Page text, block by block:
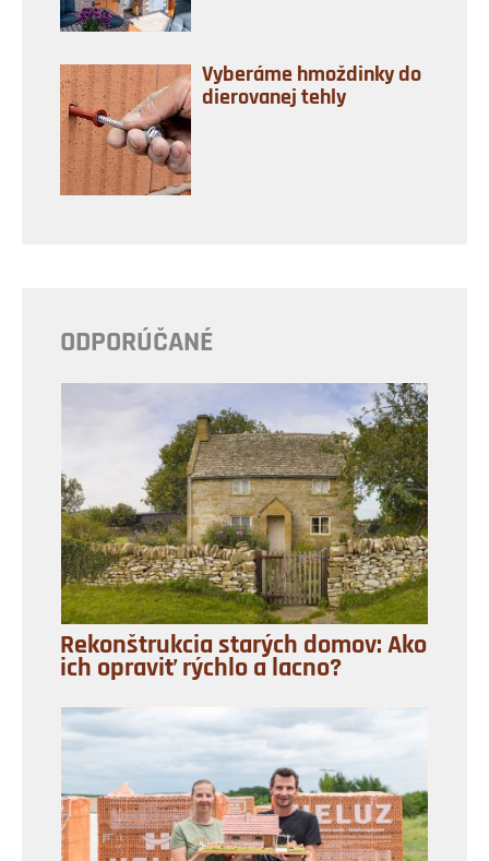
Vyberáme hmoždinky do
dierovanej tehly
ODPORÚČANÉ
Rekonštrukcia starých domov: Ako
ich opraviť rýchlo a lacno?